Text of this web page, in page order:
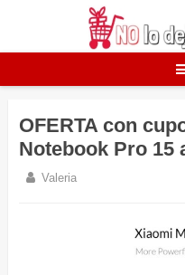
OFERTA con
Notebook Pro 15
Valeria